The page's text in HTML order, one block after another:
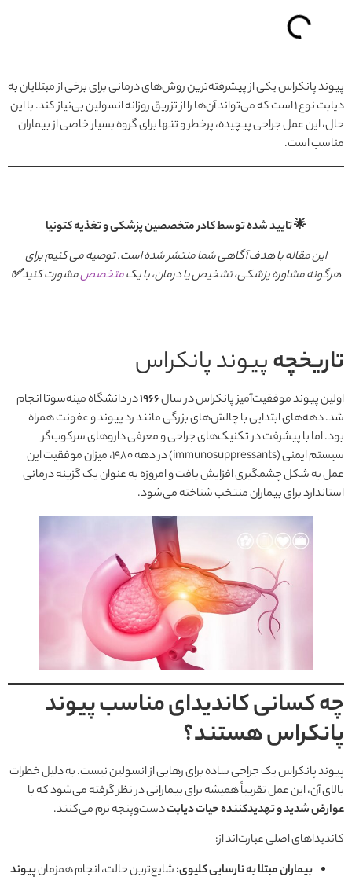
پیوند پانکراس یکی از پیشرفته‌ترین روش‌های درمانی برای برخی از مبتلایان به
دیابت نوع ۱ است که می‌تواند آن‌ها را از تزریق روزانه انسولین بی‌نیاز کند. با این
حال، این عمل جراحی پیچیده، پرخطر و تنها برای گروه بسیار خاصی از بیماران
مناسب است.
🌟 تایید شده توسط کادر متخصصین پزشکی و تغذیه کتونیا
این مقاله با هدف آگاهی شما منتشر شده است. توصیه می کنیم برای
هرگونه مشاوره پزشکی، تشخیص یا درمان، با یکمتخصصمشورت کنید✅
تاریخچهپیوند پانکراس
اولین پیوند موفقیت‌آمیز پانکراس در سال۱۹۶۶در دانشگاه مینه‌سوتا انجام
شد. دهه‌های ابتدایی با چالش‌های بزرگی مانند رد پیوند و عفونت همراه
بود. اما با پیشرفت در تکنیک‌های جراحی و معرفی داروهای سرکوب‌گر
سیستم ایمنی (immunosuppressants) در دهه ۱۹۸۰، میزان موفقیت این
عمل به شکل چشمگیری افزایش یافت و امروزه به عنوان یک گزینه درمانی
استاندارد برای بیماران منتخب شناخته می‌شود.
چه کسانی کاندیدای مناسب پیوند
پانکراس هستند؟
پیوند پانکراس یک جراحی ساده برای رهایی از انسولین نیست. به دلیل خطرات
بالای آن، این عمل تقریباً همیشه برای بیمارانی در نظر گرفته می‌شود که با
عوارض شدید و تهدیدکننده حیات دیابتدست‌وپنجه نرم می‌کنند.
کاندیداهای اصلی عبارت‌اند از:
بیماران مبتلا به نارسایی کلیوی:شایع‌ترین حالت، انجام همزمانپیوند